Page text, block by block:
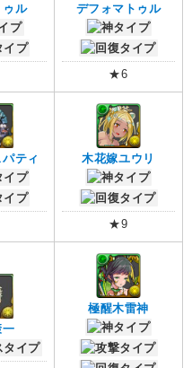
ゥル デフォマトゥル
★6
ティ 木花嫁ユウリ
★9
一
極醒木雷神